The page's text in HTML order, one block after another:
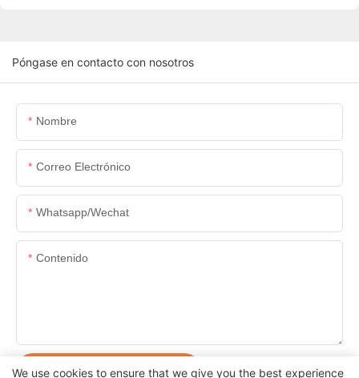
Póngase en contacto con nosotros
Nombre
Correo Electrónico
Whatsapp/wechat
Contenido
ENVIAR CONSULTA AHORA
We use cookies to ensure that we give you the best experience